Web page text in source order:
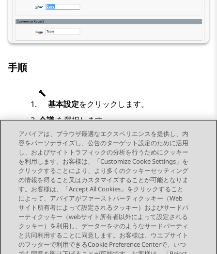
手順
基本設定をクリックします。
会議を選択します。
各会議室に一意の名前を入力します。
各名前には最大 10 文字を使用できます。
Send Feedback
トピックナビゲーション
前のトピック 次のトピック
アバイアは、ブラウザ最適なエクスペリエンスを提供し、内
容をパーソナライズし、公告のターゲット設定のために活用
し、およびサイトトラフィックの分析を行うためにクッキー
を利用します。お客様は、「Customize Cooke Settings」を
クリックすることにより、より多くのクッキーセッティング
の情報を得ること又はカスタマイズすることが可能となりま
す。お客様は、「Accept All Cookies」をクリックすること
によって、アバイアがファーストパーティクッキー（Web
サイト所有者によって設定されるクッキー）およびサードパ
ーティクッキー（webサイト所有者以外によって設定される
クッキー）を利用し、データーをそのようなサードパーティ
と共同利用することに同意します。お客様は、ウエブサイト
のフッターで利用できるCookie Preference Centerで、いつ